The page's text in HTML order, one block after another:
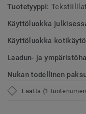
Tuotetyyppi:
Käyttöluokka
Käyttöluokka
Laadun- ja
Nukan todellinen
Laatta (1